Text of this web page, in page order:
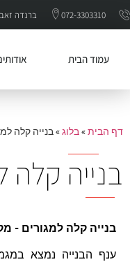
072-3303310 ברנדה זאב 11, פתח תקווה
עמוד הבית
דף הבית»בלוג»בנייה קלה
בנייה קלה
בנייה קלה למגורים -
ענף הבנייה נמצא